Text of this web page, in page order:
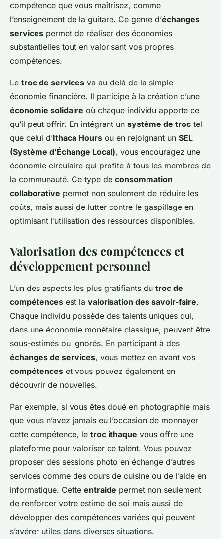
compétence que vous maîtrisez, comme
l’enseignement de la guitare. Ce genre d’échanges
services permet de réaliser des économies
substantielles tout en valorisant vos propres
compétences.
Le troc de services va au-delà de la simple
économie financière. Il participe à la création d’une
économie solidaire où chaque individu apporte ce
qu’il peut offrir. En intégrant un système de troc tel
que celui d’Ithaca Hours ou en rejoignant un SEL
(Système d’Échange Local), vous encouragez une
économie circulaire qui profite à tous les membres de
la communauté. Ce type de consommation
collaborative permet non seulement de réduire les
coûts, mais aussi de lutter contre le gaspillage en
optimisant l’utilisation des ressources disponibles.
Valorisation des compétences et
développement personnel
L’un des aspects les plus gratifiants du troc de
compétences est la valorisation des savoir-faire.
Chaque individu possède des talents uniques qui,
dans une économie monétaire classique, peuvent être
sous-estimés ou ignorés. En participant à des
échanges de services, vous mettez en avant vos
compétences et vous pouvez également en
découvrir de nouvelles.
Par exemple, si vous êtes doué en photographie mais
que vous n’avez jamais eu l’occasion de monnayer
cette compétence, le troc ithaque vous offre une
plateforme pour valoriser ce talent. Vous pouvez
proposer des sessions photo en échange d’autres
services comme des cours de cuisine ou de l’aide en
informatique. Cette entraide permet non seulement
de renforcer votre estime de soi mais aussi de
développer des compétences variées qui peuvent
s’avérer utiles dans diverses situations.